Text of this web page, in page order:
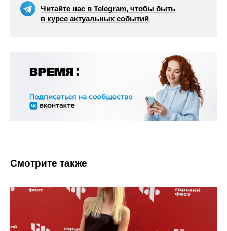
Читайте нас в Telegram, чтобы быть
в курсе актуальных событий
Смотрите также